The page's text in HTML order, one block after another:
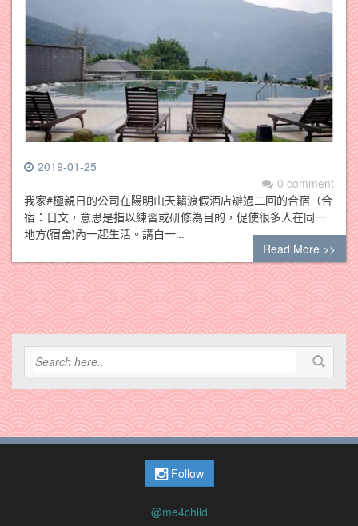
2019-01-25
0 comment
我家#極親日的公司在陽明山天籟渡假酒店辦過二回的合宿（合
宿：日文，意思是指以練習或研修為目的，促使很多人在同一
地方(宿舍)內一起生活。講白一…
Read More >>
Follow
@me4child